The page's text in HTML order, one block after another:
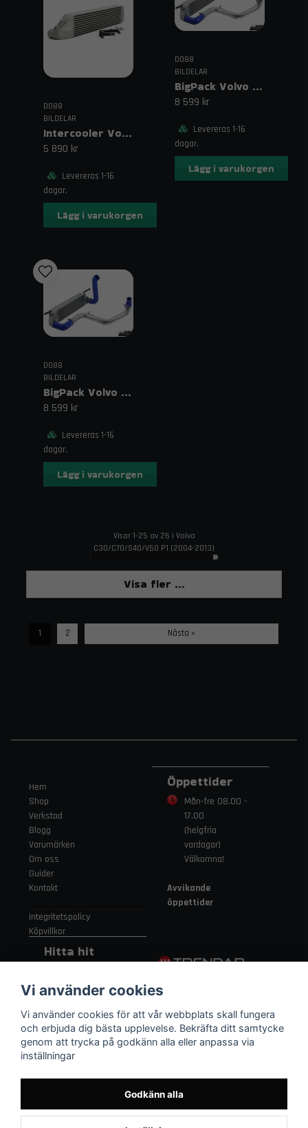
DO88
BILDELAR
Intercooler Volvo C30 / S40 / V50 / C70 Turbo (04–13)
5 890 kr
Levereras 1-16
dagar.
Lägg i varukorgen
DO88
BILDELAR
BigPack Volvo C30/S40/V50/C70 Turbo (04–13) Blå
8 599 kr
Levereras 1-16
dagar.
Lägg i varukorgen
DO88
BILDELAR
BigPack Volvo C30/S40/V50/C70 Turbo (04–13) Röd
8 599 kr
Levereras 1-16
dagar.
Lägg i varukorgen
Visar 1-25 av 26 i Volvo
C30/C70/S40/V50 P1 (2004-2013)
Visa fler ...
1 2 Nästa »
Hem
Shop
Verkstad
Blogg
Varumärken
Om oss
Guider
Kontakt
Integritetspolicy
Köpvillkor
Öppettider
Mån-fre 08.00 -
17.00
(helgfria
vardagar)
Välkomna!
Avvikande
öppettider
Hitta hit
Strängnäsvägen
315 155 91
Nykvarn Sverige
08 552 450 06
@trendab.com
Vi använder cookies
Vi använder cookies för att vår webbplats skall fungera
och erbjuda dig bästa upplevelse. Bekräfta ditt samtycke
genom att trycka på godkänn alla eller anpassa via
inställningar
Godkänn alla